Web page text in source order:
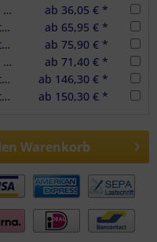
Möbeltragegurt, ohne Haken, gelb
ab 36,05 € *
Möbeltrage-Kreuzgurt, ohne Haken, grün
ab 65,95 € *
Möbeltrage-Kreuzgurt mit separatem Gurtband
ab 75,90 € *
Möbeltragegurt, ohne Haken, gelb, 2er Set
ab 71,40 € *
Möbeltrage-Kreuzgurt, ohne Haken, grün, 2er Set
ab 146,30 € *
Möbeltrage-Kreuzgurt mit separatem Gurtband, 2er Set
ab 150,30 € *
Warenkorb